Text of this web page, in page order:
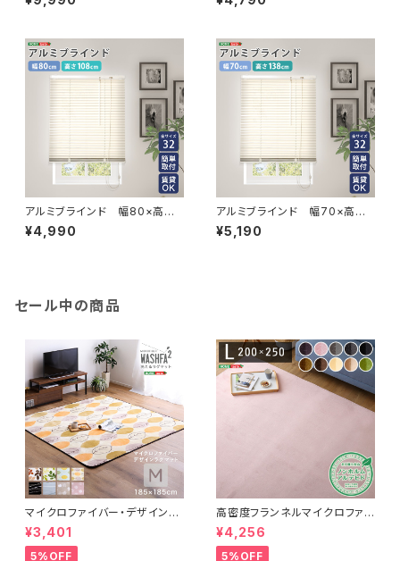
8
アルミブラインド 幅80×高さ1
08cm SH-29-TAB80-108
¥4,990
アルミブラインド 幅70×高さ1
38cm SH-29-TAB70-138
¥5,190
セール中の商品
マイクロファイバー・デザインラ
グマットMサイズ（185×185cm）
洗えるラグマット 【WASHFA2】
FRG-D2-M
¥3,401
5%OFF
高密度フランネルマイクロファイ
バー・ラグマットLサイズ（200×2
50cm）洗えるラグマット｜ナル
トレア
¥4,256
5%OFF